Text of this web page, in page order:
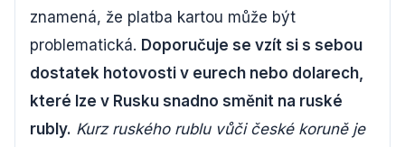
znamená, že platba kartou může být
problematická. Doporučuje se vzít si s sebou
dostatek hotovosti v eurech nebo dolarech,
které lze v Rusku snadno směnit na ruské
rubly. Kurz ruského rublu vůči české koruně je